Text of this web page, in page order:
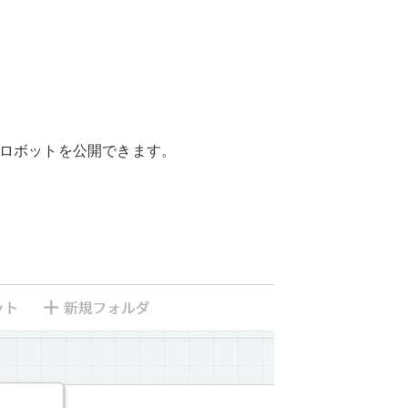
ットを公開できます。